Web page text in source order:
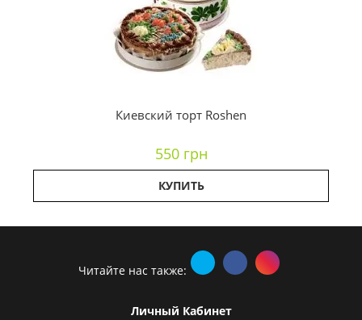
Киевский торт Roshen
550 грн
КУПИТЬ
Читайте нас также:
Личный Кабинет